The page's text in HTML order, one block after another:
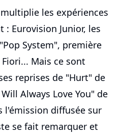
les expériences
Eurovision Junior, les
System", première
Mais ce sont
reprises de "Hurt" de
Always Love You" de
l'émission diffusée sur
se fait remarquer et